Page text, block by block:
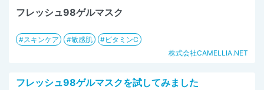
フレッシュ98ゲルマスク
スキンケア 敏感肌
ビタミンC
株式会社CAMELLIA.NET
フレッシュ98ゲルマスクを試してみました